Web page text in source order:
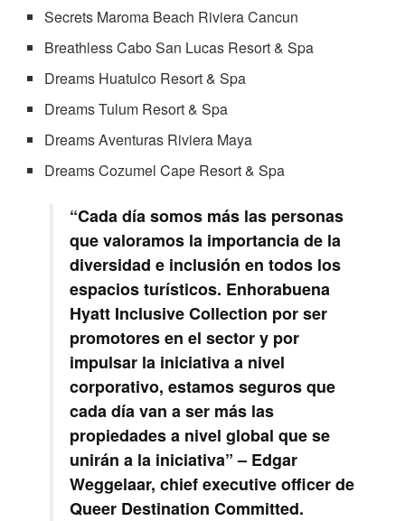
Secrets Maroma Beach Riviera Cancun
Breathless Cabo San Lucas Resort & Spa
Dreams Huatulco Resort & Spa
Dreams Tulum Resort & Spa
Dreams Aventuras Riviera Maya
Dreams Cozumel Cape Resort & Spa
“Cada día somos más las personas
que valoramos la importancia de la
diversidad e inclusión en todos los
espacios turísticos. Enhorabuena
Hyatt Inclusive Collection por ser
promotores en el sector y por
impulsar la iniciativa a nivel
corporativo, estamos seguros que
cada día van a ser más las
propiedades a nivel global que se
unirán a la iniciativa” – Edgar
Weggelaar, chief executive officer de
Queer Destination Committed.